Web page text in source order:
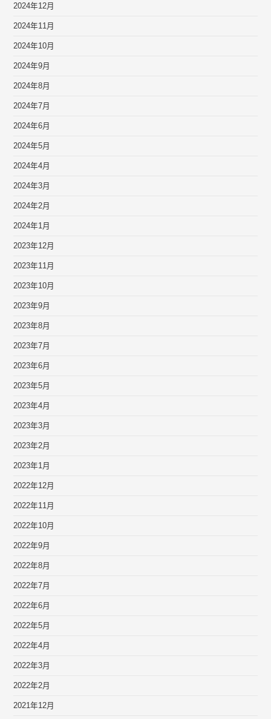
2024年12月
2024年11月
2024年10月
2024年9月
2024年8月
2024年7月
2024年6月
2024年5月
2024年4月
2024年3月
2024年2月
2024年1月
2023年12月
2023年11月
2023年10月
2023年9月
2023年8月
2023年7月
2023年6月
2023年5月
2023年4月
2023年3月
2023年2月
2023年1月
2022年12月
2022年11月
2022年10月
2022年9月
2022年8月
2022年7月
2022年6月
2022年5月
2022年4月
2022年3月
2022年2月
2021年12月